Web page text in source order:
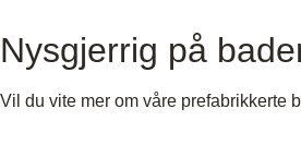
Nysgjerrig på
Vil du vite mer om våre prefabrikkerte